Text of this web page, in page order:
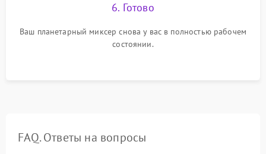
6. Готово
Ваш планетарный миксер снова у вас в полностью рабочем
состоянии.
FAQ. Ответы на вопросы